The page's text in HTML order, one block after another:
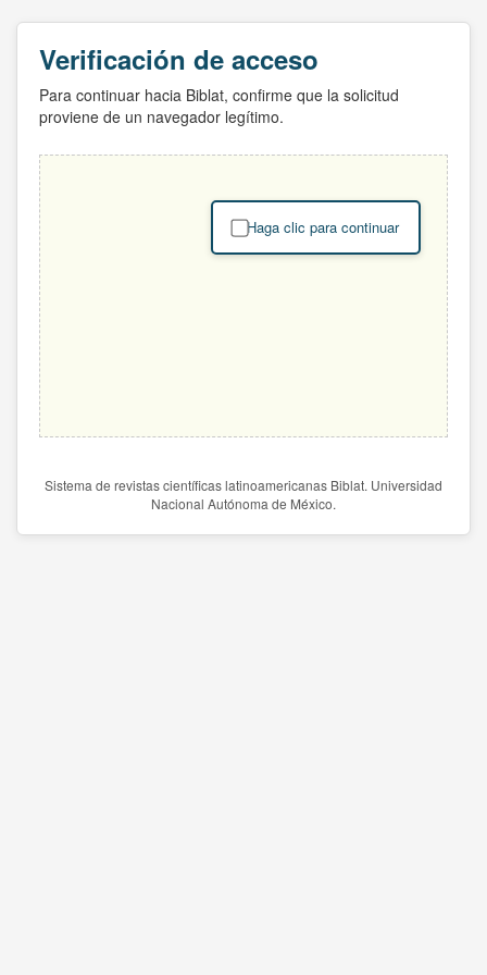
Verificación de acceso
Para continuar hacia Biblat, confirme que la solicitud
proviene de un navegador legítimo.
Haga clic para continuar
Sistema de revistas científicas latinoamericanas Biblat. Universidad
Nacional Autónoma de México.